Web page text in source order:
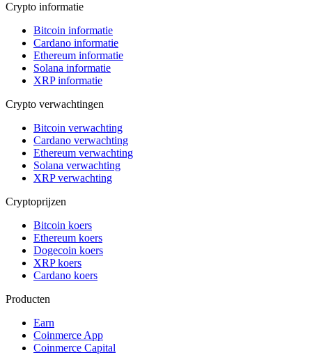
Crypto informatie
Bitcoin informatie
Cardano informatie
Ethereum informatie
Solana informatie
XRP informatie
Crypto verwachtingen
Bitcoin verwachting
Cardano verwachting
Ethereum verwachting
Solana verwachting
XRP verwachting
Cryptoprijzen
Bitcoin koers
Ethereum koers
Dogecoin koers
XRP koers
Cardano koers
Producten
Earn
Coinmerce App
Coinmerce Capital